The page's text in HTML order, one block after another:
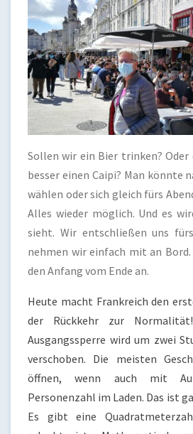
Sollen wir ein Bier trinken? Oder
besser einen Caipi? Man könnte
wählen oder sich gleich fürs
Alles wieder möglich. Und es
sieht. Wir entschließen uns
nehmen wir einfach mit an
den Anfang vom Ende an.
Heute macht Frankreich den
der Rückkehr zur
Ausgangssperre wird um zwei
verschoben. Die meisten
öffnen, wenn auch mit
Personenzahl im Laden. Das ist
Es gibt eine